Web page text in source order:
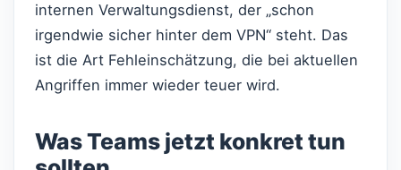
internen Verwaltungsdienst, der „schon
irgendwie sicher hinter dem VPN“ steht. Das
ist die Art Fehleinschätzung, die bei aktuellen
Angriffen immer wieder teuer wird.
Was Teams jetzt konkret tun